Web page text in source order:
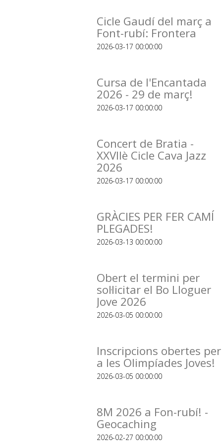
Cicle Gaudí del març a
Font-rubí: Frontera
2026-03-17 00:00:00
Cursa de l'Encantada
2026 - 29 de març!
2026-03-17 00:00:00
Concert de Bratia -
XXVIIè Cicle Cava Jazz
2026
2026-03-17 00:00:00
GRÀCIES PER FER CAMÍ
PLEGADES!
2026-03-13 00:00:00
Obert el termini per
sol·licitar el Bo Lloguer
Jove 2026
2026-03-05 00:00:00
Inscripcions obertes per
a les Olimpíades Joves!
2026-03-05 00:00:00
8M 2026 a Fon-rubí! -
Geocaching
2026-02-27 00:00:00